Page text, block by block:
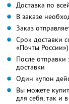
Доставка по
В заказе
Заказ
Срок доставки
«Почты России»)
После
доставки
Один купон
Вы можете
для себя, так и